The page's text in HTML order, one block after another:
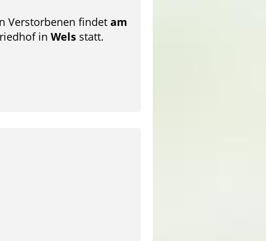
Verstorbenen findet am
in Wels statt.